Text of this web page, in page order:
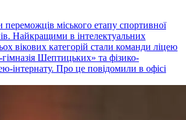
міського етапу спортивної
Найкращими в інтелектуальних
вікових категорій стали команди ліцею
Шептицьких» та фізико-
інтернату. Про це повідомили в офісі